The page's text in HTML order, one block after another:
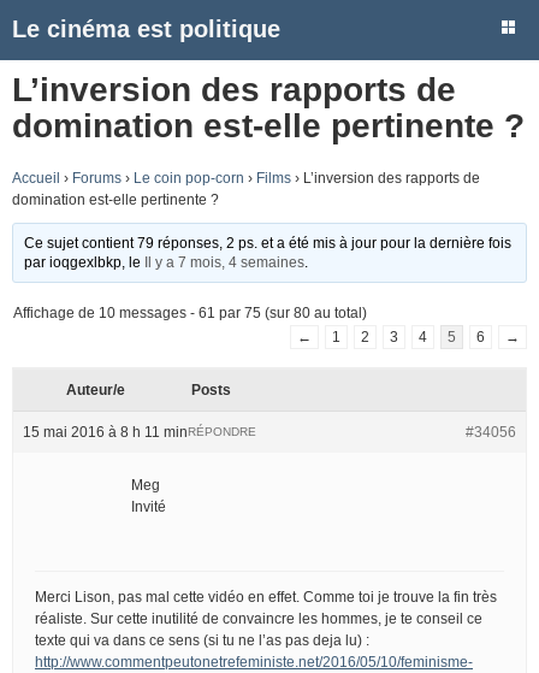
Le cinéma est politique
L’inversion des rapports de
domination est-elle pertinente ?
Accueil › Forums › Le coin pop-corn › Films › L’inversion des rapports de
domination est-elle pertinente ?
Ce sujet contient 79 réponses, 2 ps. et a été mis à jour pour la dernière fois
parioqgexlbkp , le Il y a 7 mois, 4 semaines
Affichage de 10 messages - 61 par 75 (sur 80 au total)
←
1 2 3 4 5 6 →
Auteur/e Posts
15 mai 2016 à 8 h 11 min #34056
RÉPONDRE
Meg
Invité
Merci Lison, pas mal cette vidéo en effet. Comme toi je trouve la fin très
réaliste. Sur cette inutilité de convaincre les hommes, je te conseil ce
texte qui va dans ce sens (si tu ne l’as pas deja lu) :
http://www.commentpeutonetrefeministe.net/2016/05/10/feminisme-